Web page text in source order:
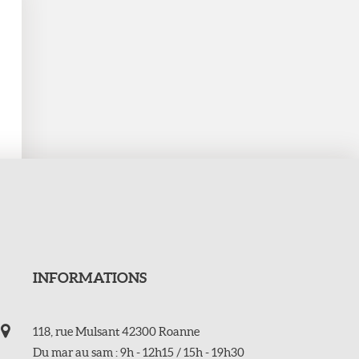
INFORMATIONS
118, rue Mulsant 42300 Roanne
Du mar au sam : 9h - 12h15 / 15h - 19h30